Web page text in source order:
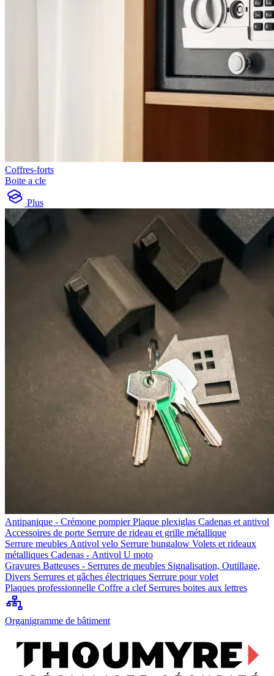
Coffres-forts
Boite a cle
Plus
Antipanique - Crémone pompierPlaque plexiglas Cadenas et antivol
Accessoires de porte Serrure de rideau et grille métallique
Serrure meubles Antivol velo Serrure bungalow Volets et rideaux
métalliques Cadenas - Antivol U moto
Gravures Batteuses - Serrures de meubles Signalisation, Outillage,
Divers Serrures et gâches électriques Serrure pour volet
Plaques professionnelle Coffre a clef Serrures boites aux lettres
Organigramme de bâtiment